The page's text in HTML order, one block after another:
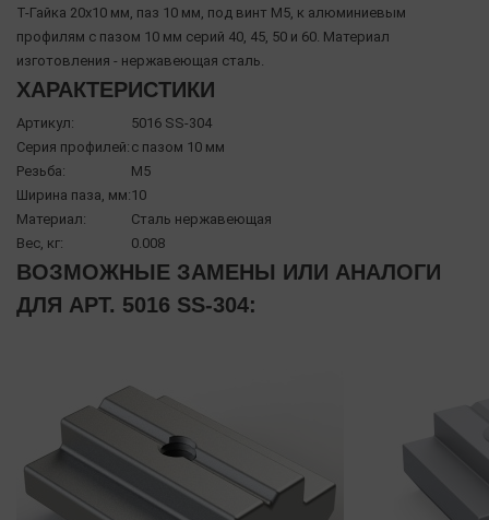
Т-Гайка 20х10 мм, паз 10 мм, под винт М5, к алюминиевым
профилям с пазом 10 мм серий 40, 45, 50 и 60. Материал
изготовления - нержавеющая сталь.
ХАРАКТЕРИСТИКИ
Артикул:
5016 SS-304
Серия профилей: с пазом 10 мм
Резьба:
М5
Ширина паза, мм:10
Материал:
Сталь нержавеющая
Вес, кг:
0.008
ВОЗМОЖНЫЕ ЗАМЕНЫ ИЛИ АНАЛОГИ
ДЛЯ АРТ. 5016 SS-304: